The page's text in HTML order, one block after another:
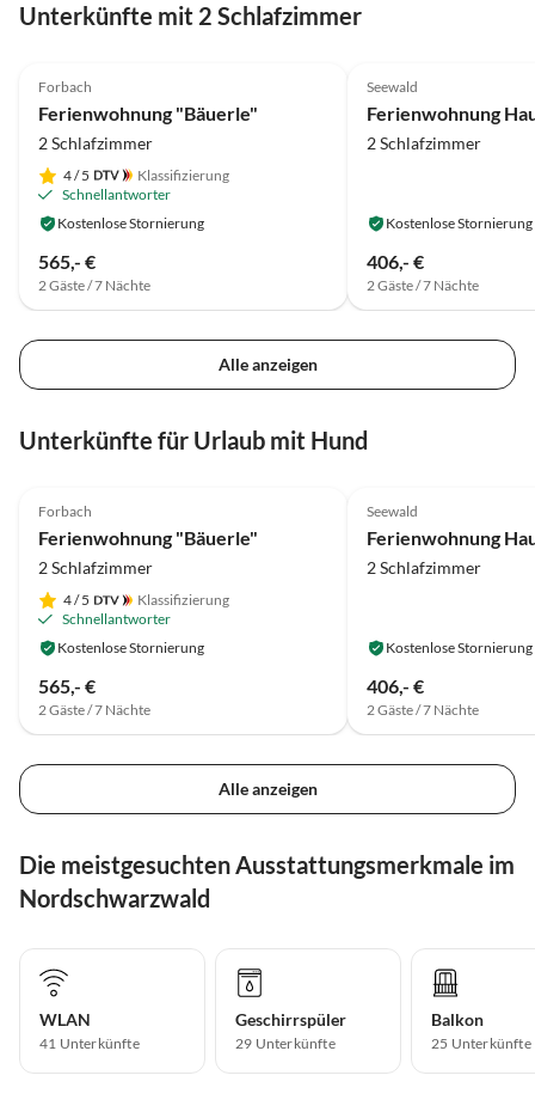
gepflegt und wertig,
schlechteren Wetter
Hundefreunde gut:
eingezäunt. In der Umgebung sind
haben wir in
Fussweg
Unterkünfte mit 2 Schlafzimmer
Auszeichnung 2025
Forbach
Ferienwohnung "Bäuerle"
2 Schlafzimmer
4/ 5
Klassifizierung
Schnellantworter
Kostenlose Stornierung
565,- €
2 Gäste / 7 Nächte
Seewald
Ferienwohnung
2 Schlafzimmer
Kostenlose Stornierung
406,- €
2 Gäste / 7 Nächte
Alle anzeigen
Unterkünfte für Urlaub mit Hund
Auszeichnung 2025
Forbach
Ferienwohnung "Bäuerle"
2 Schlafzimmer
4/ 5
Klassifizierung
Schnellantworter
Kostenlose Stornierung
565,- €
2 Gäste / 7 Nächte
Seewald
Ferienwohnung
2 Schlafzimmer
Kostenlose Stornierung
406,- €
2 Gäste / 7 Nächte
Alle anzeigen
Die meistgesuchten Ausstattungsmerkmale im
Nordschwarzwald
WLAN
41 Unterkünfte
Geschirrspüler
29 Unterkünfte
Balkon
25 Unterkünfte